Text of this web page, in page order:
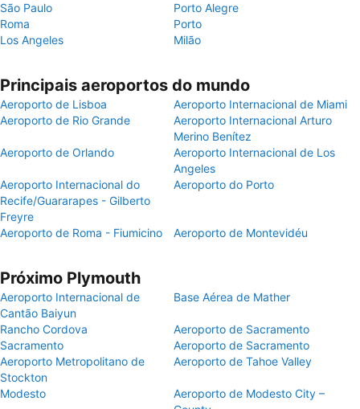
São Paulo
Porto Alegre
Roma
Porto
Los Angeles
Milão
Principais aeroportos do mundo
Aeroporto de Lisboa
Aeroporto Internacional de Miami
Aeroporto de Rio Grande
Aeroporto Internacional Arturo
Merino Benítez
Aeroporto de Orlando
Aeroporto Internacional de Los
Angeles
Aeroporto Internacional do
Recife/Guararapes - Gilberto
Freyre
Aeroporto do Porto
Aeroporto de Roma - Fiumicino Aeroporto de Montevidéu
Próximo Plymouth
Aeroporto Internacional de
Cantão Baiyun
Base Aérea de Mather
Rancho Cordova
Aeroporto de Sacramento
Sacramento
Aeroporto de Sacramento
Aeroporto Metropolitano de
Stockton
Aeroporto de Tahoe Valley
Modesto
Aeroporto de Modesto City –